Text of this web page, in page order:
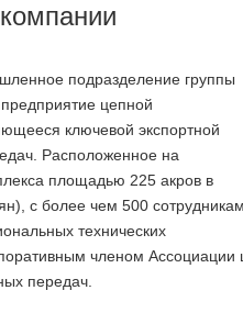
подразделение группы
цепной
ключевой экспортной
Расположенное на
площадью 225 акров в
с более чем 500
технических
членом
передач.